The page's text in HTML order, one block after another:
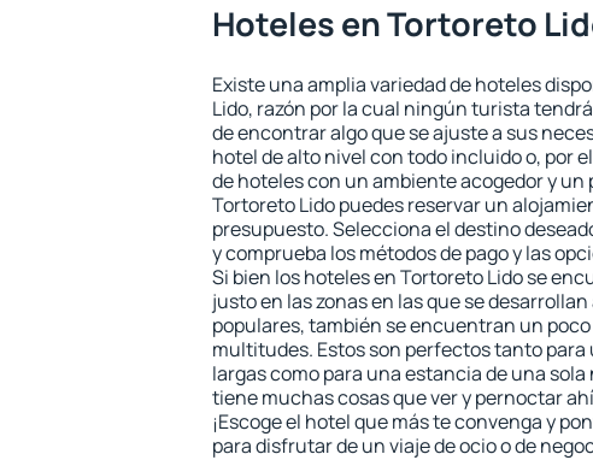
Hoteles en Tortoreto
Existe una amplia variedad de hoteles
Lido, razón por la cual ningún turista
de encontrar algo que se ajuste a sus
hotel de alto nivel con todo incluido o, por
de hoteles con un ambiente acogedor y un
Tortoreto Lido puedes reservar un
presupuesto. Selecciona el destino
y comprueba los métodos de pago y las
Si bien los hoteles en Tortoreto Lido se
justo en las zonas en las que se
populares, también se encuentran un poco
multitudes. Estos son perfectos tanto
largas como para una estancia de una
tiene muchas cosas que ver y pernoctar
¡Escoge el hotel que más te convenga y
para disfrutar de un viaje de ocio o de